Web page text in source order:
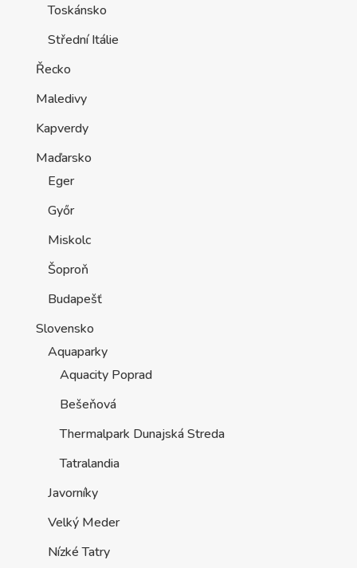
Toskánsko
Střední Itálie
Řecko
Maledivy
Kapverdy
Maďarsko
Eger
Győr
Miskolc
Šoproň
Budapešť
Slovensko
Aquaparky
Aquacity Poprad
Bešeňová
Thermalpark Dunajská Streda
Tatralandia
Javorníky
Velký Meder
Nízké Tatry